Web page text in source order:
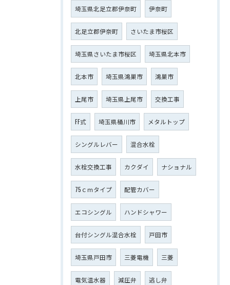
埼玉県北足立郡伊奈町 伊奈町
北足立郡伊奈町 さいたま市桜区
埼玉県さいたま市桜区 埼玉県北本市
北本市 埼玉県鴻巣市 鴻巣市
上尾市 埼玉県上尾市 交換工事
FF式 埼玉県桶川市 メタルトップ
シングルレバー 混合水栓
水栓交換工事 カクダイ ナショナル
75ｃｍタイプ 配管カバー
エコシングル ハンドシャワー
台付シングル混合水栓 戸田市
埼玉県戸田市 三菱電機 三菱
電気温水器 減圧弁 逃し弁